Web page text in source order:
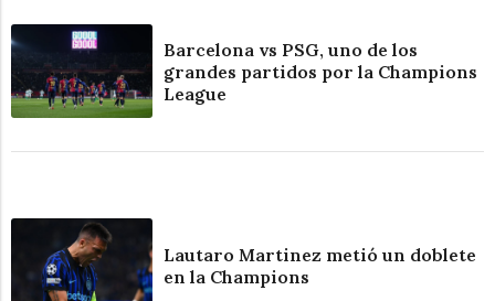
Barcelona vs PSG, uno de los
grandes partidos por la Champions
League
Lautaro Martinez metió un doblete
en la Champions